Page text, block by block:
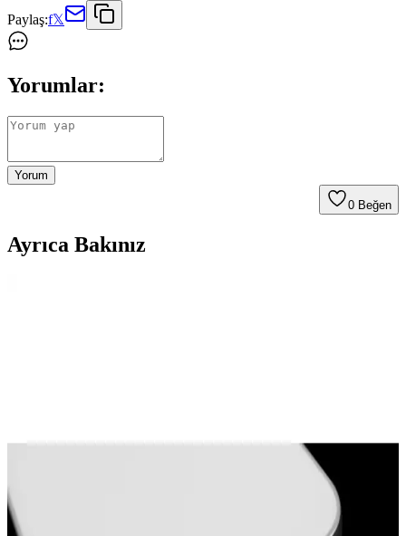
Paylaş:f𝕏
Yorumlar:
Yorum
0 Beğen
Ayrıca Bakınız
İşlevleri ve Kullanım Önerileri
Air fryer sepetlerindeki silikon koruyucular, metal yüzey
çizilmelerini önler, gürültüyü azaltır ve sepetin stabilitesini artırır. Bu
parçalar yüksek sıcaklığa dayanıklıdır ve çıkarılmaları önerilmez.